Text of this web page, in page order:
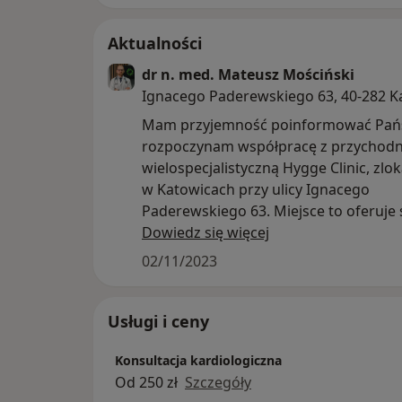
Europejskiego Towarzystwa
angielskim.
Aktualności
dr n. med. Mateusz Mościński
Ignacego Paderewskiego 63, 40-282
Mam przyjemność poinformować
rozpoczynam współpracę z
wielospecjalistyczną Hygge Clinic,
w Katowicach przy ulicy Ignacego
Paderewskiego 63. Miejsce to oferuje
zakres usług medycznych, stawiając na
kompleksową opiekę zdrowotną,
innowacyjne podejście do opieki
łączące się z przyjaznym i spokojnym
Dowiedz się więcej
02/11/2023
Usługi i ceny
Konsultacja kardiologiczna
Od 250 zł Szczegóły